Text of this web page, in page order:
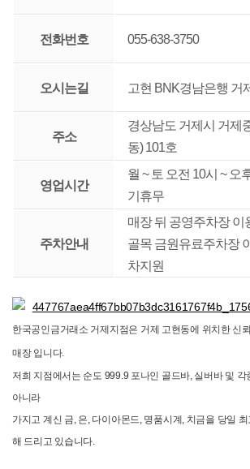
전화번호 055-638-3750
오시는길 고현 BNK경남은행 거
주소
경상남도 거제시 거제
동) 101호
영업시간
월 ~ 토 오전 10시 ~ 오
기휴무
주차안내
매장 뒤 공영주차장 이
골목 금원유료주차장
차지원
한국공인금거래소 거제지점은 거제 고현동에 위치한 신
매장 입니다.
저희 지점에서는 순도 999.9 포나인 골드바, 실버바 및
아니라
가지고 계신 금, 은, 다이아몬드, 명품시계, 치금을 당일
해 드리고 있습니다.